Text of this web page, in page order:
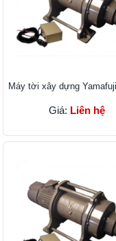
Máy tời xây dựng
Giá: Liên hệ